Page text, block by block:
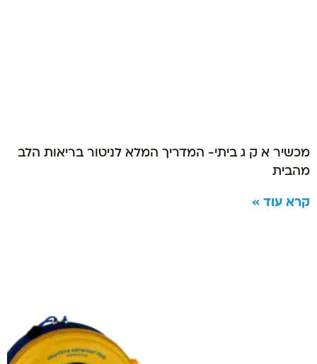
מכשיר א ק ג ביתי- המדריך המלא לניטור בריאות הלב
מהבית
קרא עוד »